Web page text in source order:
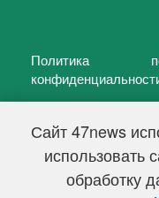
Сайт 47news
использовать
обработку
Политика
47 новостей (47 news)
Свидетельство о